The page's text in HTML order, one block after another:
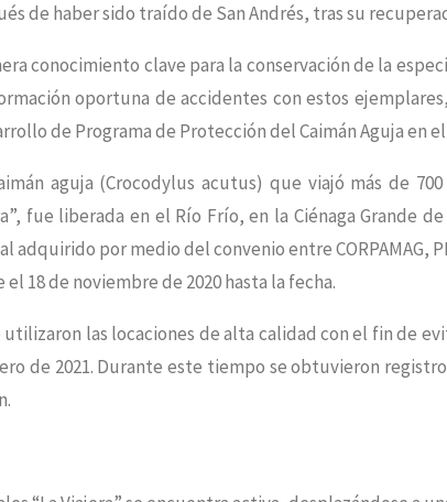
de haber sido traído de San Andrés, tras su
conocimiento clave para la conservación de la
oportuna de accidentes con estos
de Programa de Protección del Caimán Aguja en
aguja (Crocodylus acutus) que viajó más de
fue liberada en el Río Frío, en la Ciénaga Grande
adquirido por medio del convenio entre CORPAMAG,
18 de noviembre de 2020 hasta la fecha.
utilizaron las locaciones de alta calidad con el fin de
de 2021. Durante este tiempo se obtuvieron